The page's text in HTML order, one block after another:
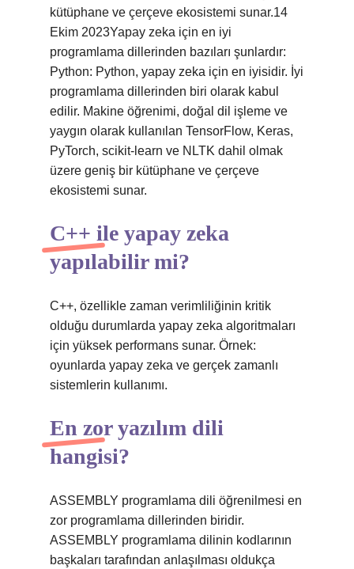
kütüphane ve çerçeve ekosistemi sunar.14
Ekim 2023Yapay zeka için en iyi
programlama dillerinden bazıları şunlardır:
Python: Python, yapay zeka için en iyisidir. İyi
programlama dillerinden biri olarak kabul
edilir. Makine öğrenimi, doğal dil işleme ve
yaygın olarak kullanılan TensorFlow, Keras,
PyTorch, scikit-learn ve NLTK dahil olmak
üzere geniş bir kütüphane ve çerçeve
ekosistemi sunar.
C++ ile yapay zeka
yapılabilir mi?
C++, özellikle zaman verimliliğinin kritik
olduğu durumlarda yapay zeka algoritmaları
için yüksek performans sunar. Örnek:
oyunlarda yapay zeka ve gerçek zamanlı
sistemlerin kullanımı.
En zor yazılım dili
hangisi?
ASSEMBLY programlama dili öğrenilmesi en
zor programlama dillerinden biridir.
ASSEMBLY programlama dilinin kodlarının
başkaları tarafından anlaşılması oldukça